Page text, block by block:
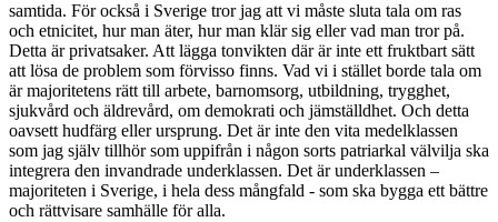
samtida. För också i Sverige tror jag att vi måste sluta tala om ras
och etnicitet, hur man äter, hur man klär sig eller vad man tror på.
Detta är privatsaker. Att lägga tonvikten där är inte ett fruktbart sätt
att lösa de problem som förvisso finns. Vad vi i stället borde tala om
är majoritetens rätt till arbete, barnomsorg, utbildning, trygghet,
sjukvård och äldrevård, om demokrati och jämställdhet. Och detta
oavsett hudfärg eller ursprung. Det är inte den vita medelklassen
som jag själv tillhör som uppifrån i någon sorts patriarkal välvilja ska
integrera den invandrade underklassen. Det är underklassen –
majoriteten i Sverige, i hela dess mångfald - som ska bygga ett bättre
och rättvisare samhälle för alla.